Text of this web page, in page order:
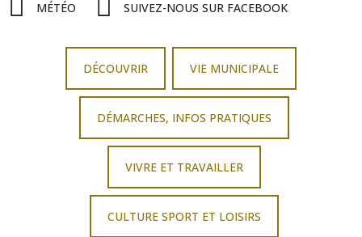
MÉTÉO SUIVEZ-NOUS SUR FACEBOOK
DÉCOUVRIR VIE MUNICIPALE
DÉMARCHES, INFOS PRATIQUES
VIVRE ET TRAVAILLER
CULTURE SPORT ET LOISIRS